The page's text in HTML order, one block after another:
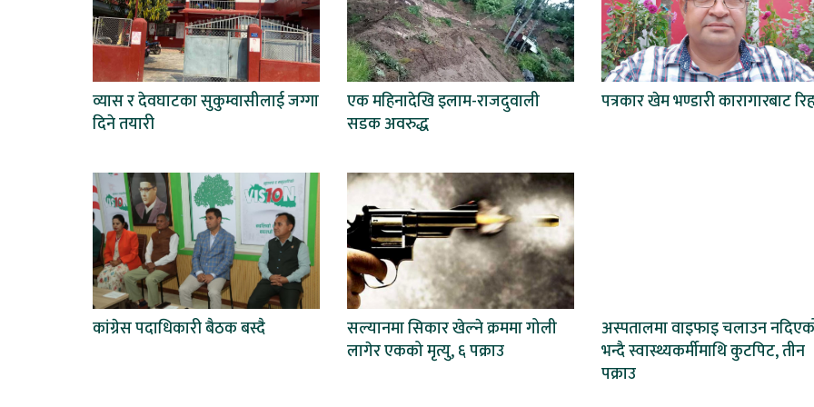
व्यास र देवघाटका सुकुम्वासीलाई जग्गा
दिने तयारी
एक महिनादेखि इलाम-राजदुवाली
सडक अवरुद्ध
पत्रकार खेम भण्डारी कारागारबाट
कांग्रेस पदाधिकारी बैठक बस्दै
सल्यानमा सिकार खेल्ने क्रममा गोली
लागेर एकको मृत्यु, ६ पक्राउ
अस्पतालमा वाइफाइ चलाउन
भन्दै स्वास्थ्यकर्मीमाथि कुटपिट, तीन
पक्राउ